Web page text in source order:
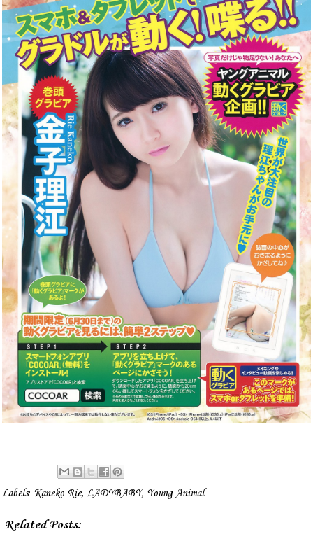
Labels: Kaneko Rie, LADYBABY, Young Animal
Related Posts: